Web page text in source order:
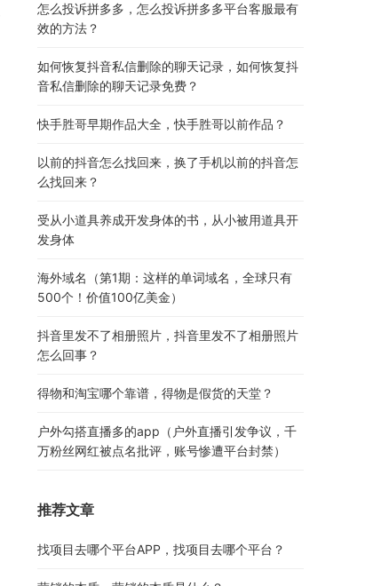
怎么投诉拼多多，怎么投诉拼多多平台客服最有
效的方法？
如何恢复抖音私信删除的聊天记录，如何恢复抖
音私信删除的聊天记录免费？
快手胜哥早期作品大全，快手胜哥以前作品？
以前的抖音怎么找回来，换了手机以前的抖音怎
么找回来？
受从小道具养成开发身体的书，从小被用道具开
发身体
海外域名（第1期：这样的单词域名，全球只有
500个！价值100亿美金）
抖音里发不了相册照片，抖音里发不了相册照片
怎么回事？
得物和淘宝哪个靠谱，得物是假货的天堂？
户外勾搭直播多的app（户外直播引发争议，千
万粉丝网红被点名批评，账号惨遭平台封禁）
推荐文章
找项目去哪个平台APP，找项目去哪个平台？